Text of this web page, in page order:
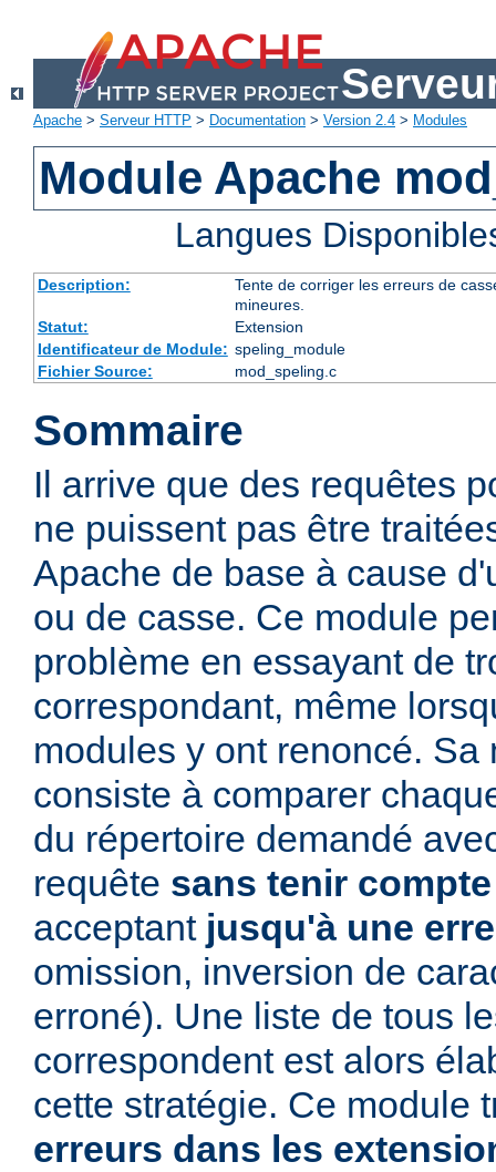
Apache > Serveur HTTP > Documentation > Version 2.4 > Modules
Module Apache
Langues
Description:
Tente de corriger les erreurs de
mineures.
Statut:
Extension
Identificateur de Module: speling_module
Fichier Source:
mod_speling.c
Sommaire
Il arrive que des requêtes
ne puissent pas être
Apache de base à cause
ou de casse. Ce module
problème en essayant de
correspondant, même
modules y ont renoncé. Sa
consiste à comparer
du répertoire demandé
requête sans tenir
acceptant jusqu'à une
omission, inversion de
erroné). Une liste de tous
correspondent est alors
cette stratégie. Ce module
erreurs dans les